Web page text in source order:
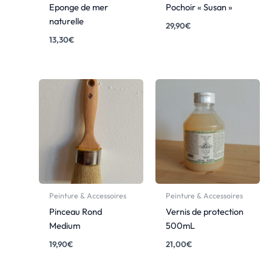
Eponge de mer
naturelle
13,30€
Pochoir « Susan »
29,90€
Peinture & Accessoires
Pinceau Rond
Medium
19,90€
Peinture & Accessoires
Vernis de protection
500mL
21,00€